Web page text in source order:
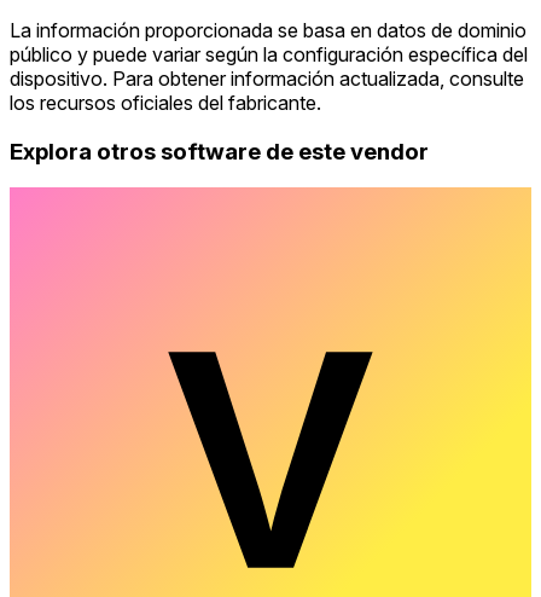
La información proporcionada se basa en datos de dominio
público y puede variar según la configuración específica del
dispositivo. Para obtener información actualizada, consulte
los recursos oficiales del fabricante.
Explora otros software de este vendor